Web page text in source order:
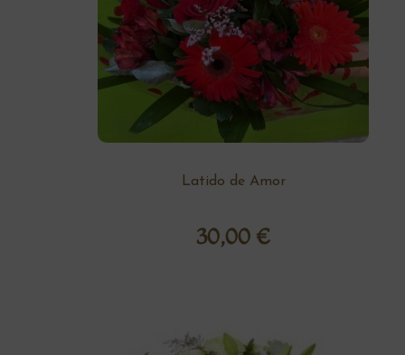
Latido de Amor
30,00 €